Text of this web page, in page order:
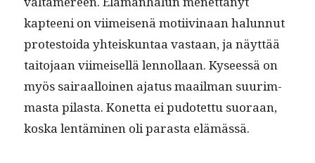
kapteeni on viimeisenä moti­iv­inaan halun­nut
protestoi­da yhteiskun­taa vas­taan, ja näyt­tää
taito­jaan viimeisel­lä lennol­laan. Kyseessä on
myös sairaal­loinen aja­tus maail­man suurim­
mas­ta pilas­ta. Konet­ta ei pudotet­tu suo­raan,
kos­ka lentämi­nen oli paras­ta elämässä.